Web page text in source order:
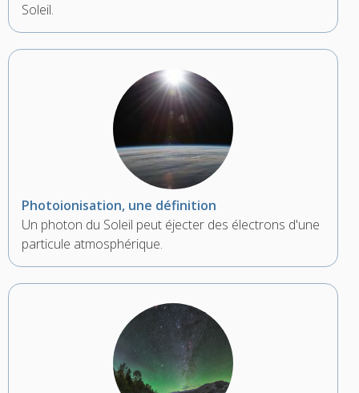
Soleil.
Photoionisation, une définition
Un photon du Soleil peut éjecter des électrons d'une
particule atmosphérique.